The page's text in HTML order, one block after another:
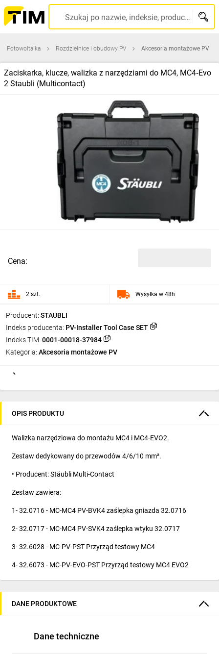
Szukaj po nazwie, indeksie, producencie, kodzie kreskowym...
Fotowoltaika Rozdzielnice i obudowy PV Akcesoria montażowe PV
Zaciskarka, klucze, walizka z narzędziami do MC4, MC4‑Evo
2 Staubli (Multicontact)
Producent: STAUBLI
Indeks producenta: PV-Installer Tool Case SET
Indeks TIM: 0001-00018-37984
Kategoria: Akcesoria montażowe PV
Cena:
2 szt. Wysyłka w 48h
OPIS PRODUKTU
Walizka narzędziowa do montażu MC4 i MC4-EVO2.
Zestaw dedykowany do przewodów 4/6/10 mm².
• Producent: Stäubli Multi-Contact
Zestaw zawiera:
1- 32.0716 - MC-MC4 PV-BVK4 zaślepka gniazda 32.0716
2- 32.0717 - MC-MC4 PV-SVK4 zaślepka wtyku 32.0717
3- 32.6028 - MC-PV-PST Przyrząd testowy MC4
4- 32.6073 - MC-PV-EVO-PST Przyrząd testowy MC4 EVO2
5- 32.6066 - MC-PV-MS-MC4-Evo 2 Klucz plastikowy do
7- 32.0065 - Klucz dynamometryczny z nasadką PV-WZ-
DANE PRODUKTOWE
Dane techniczne